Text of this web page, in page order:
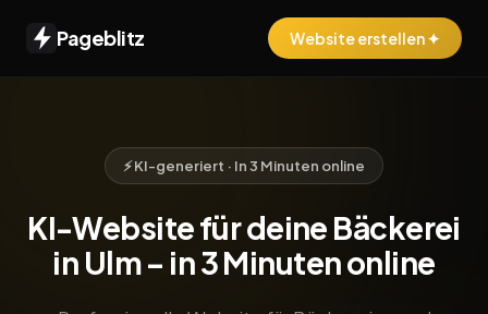
Pageblitz Website erstellen ✦
⚡ KI-generiert · In 3 Minuten online
KI-Website für deine Bäckerei
in Ulm – in 3 Minuten online